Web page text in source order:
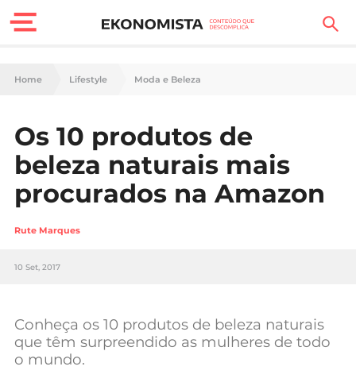
Finanças Pessoais
Carreira
Casa
Lifestyle
Sociedade
Negócios
Home Lifestyle Moda e Beleza
Os 10 produtos de
beleza naturais mais
procurados na Amazon
Rute Marques
10 Set, 2017
Conheça os 10 produtos de beleza naturais
que têm surpreendido as mulheres de todo
o mundo.